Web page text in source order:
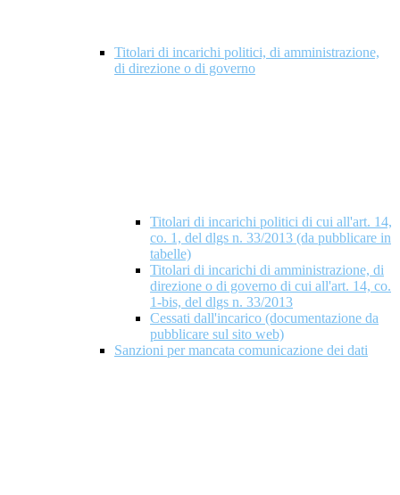
Titolari di incarichi politici, di amministrazione,
di direzione o di governo
Titolari di incarichi politici di cui all'art. 14,
co. 1, del dlgs n. 33/2013 (da pubblicare in
tabelle)
Titolari di incarichi di amministrazione, di
direzione o di governo di cui all'art. 14, co.
1-bis, del dlgs n. 33/2013
Cessati dall'incarico (documentazione da
pubblicare sul sito web)
Sanzioni per mancata comunicazione dei dati